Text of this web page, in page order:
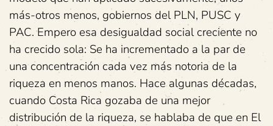
más-otros menos, gobiernos del PLN, PUSC y
PAC. Empero esa desigualdad social creciente no
ha crecido sola: Se ha incrementado a la par de
una concentración cada vez más notoria de la
riqueza en menos manos. Hace algunas décadas,
cuando Costa Rica gozaba de una mejor
distribución de la riqueza, se hablaba de que en El